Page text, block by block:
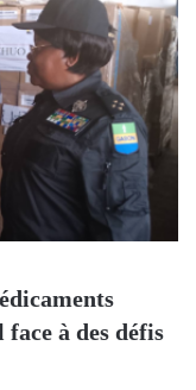
à des défis